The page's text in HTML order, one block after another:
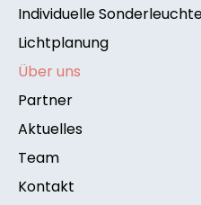
Individuelle
Lichtplanung
Über uns
Partner
Aktuelles
Team
Kontakt